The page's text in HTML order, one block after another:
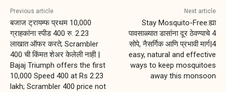
Previous article
बजाज ट्रायम्फ प्रथम 10,000
ग्राहकांना स्पीड 400 रु. 2.23
लाखात ऑफर करते; Scrambler
400 ची किंमत शेअर केलेली नाही |
Bajaj Triumph offers the first
10,000 Speed 400 at Rs 2.23
lakh; Scrambler 400 price not
Next article
Stay Mosquito-Free:ह्या
पावसाळ्यात डासांना दूर ठेवण्याचे 4
सोपे, नैसर्गिक आणि प्रभावी मार्ग|4
easy, natural and effective
ways to keep mosquitoes
away this monsoon